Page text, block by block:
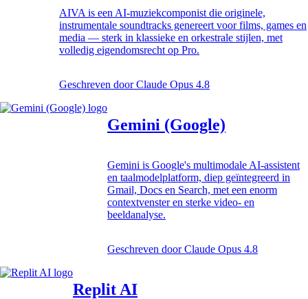
AIVA is een AI-muziekcomponist die originele,
instrumentale soundtracks genereert voor films, games en
media — sterk in klassieke en orkestrale stijlen, met
volledig eigendomsrecht op Pro.
Geschreven doorClaude Opus 4.8
Gemini (Google)
Gemini is Google's multimodale AI-assistent
en taalmodelplatform, diep geïntegreerd in
Gmail, Docs en Search, met een enorm
contextvenster en sterke video- en
beeldanalyse.
Geschreven doorClaude Opus 4.8
Replit AI